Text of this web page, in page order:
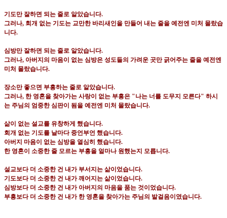
기도만 잘하면 되는 줄로 알았습니다.
그러나, 회개 없는 기도는 교만한 바리새인을 만들어 내는 줄을 예전엔 미처 몰랐습
니다.
심방만 잘하면 되는 줄로 알았습니다.
그러나, 아버지의 마음이 없는 심방은 성도들의 가려운 곳만 긁어주는 줄을 예전엔
미처 몰랐습니다.
장소만 좋으면 부흥하는 줄로 알았습니다.
그러나, 한 영혼을 찾아가는 사랑이 없는 부흥은 "나는 너를 도무지 모른다" 하시
는 주님의 엄중한 심판이 됨을 예전엔 미처 몰랐습니다.
삶이 없는 설교를 유창하게 했습니다.
회개 없는 기도를 날마다 중언부언 했습니다.
아버지 마음이 없는 심방을 열심히 했습니다.
한 영혼이 소중한 줄 모르는 부흥을 얼마나 원했는지 모릅니다.
설교보다 더 소중한 건 내가 부서지는 삶이었습니다.
기도보다 더 소중한 건 내가 깨어지는 삶이었습니다.
심방보다 더 소중한 건 내가 아버지의 마음을 품는 것이었습니다.
부흥보다 더 소중한 건 내가 한 영혼을 찾아가는 주님의 발걸음이였습니다.